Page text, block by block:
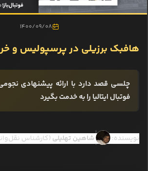
1400/09/08
هافبک برزیلی در پرسپولیس و
چلسی قصد دارد با ارائه پیشنهادی
فوتبال ایتالیا را به خدمت بگیرد
نویسنده: شاهین تهلیلی (کارشناس